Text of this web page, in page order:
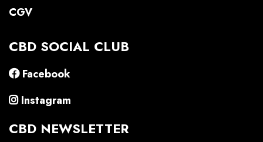
CGV
CBD SOCIAL CLUB
Facebook
Instagram
CBD NEWSLETTER